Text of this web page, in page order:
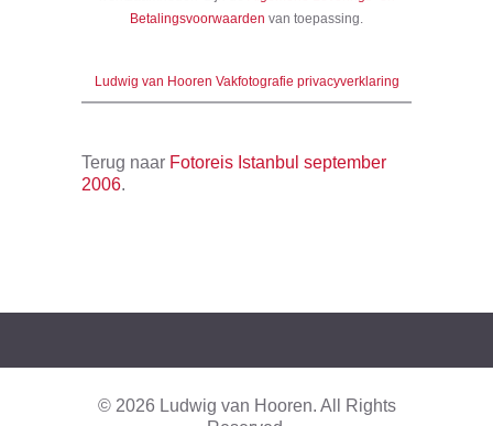
Betalingsvoorwaarden van toepassing.
Ludwig van Hooren Vakfotografie privacyverklaring
Terug naar Fotoreis Istanbul september
2006.
© 2026 Ludwig van Hooren. All Rights